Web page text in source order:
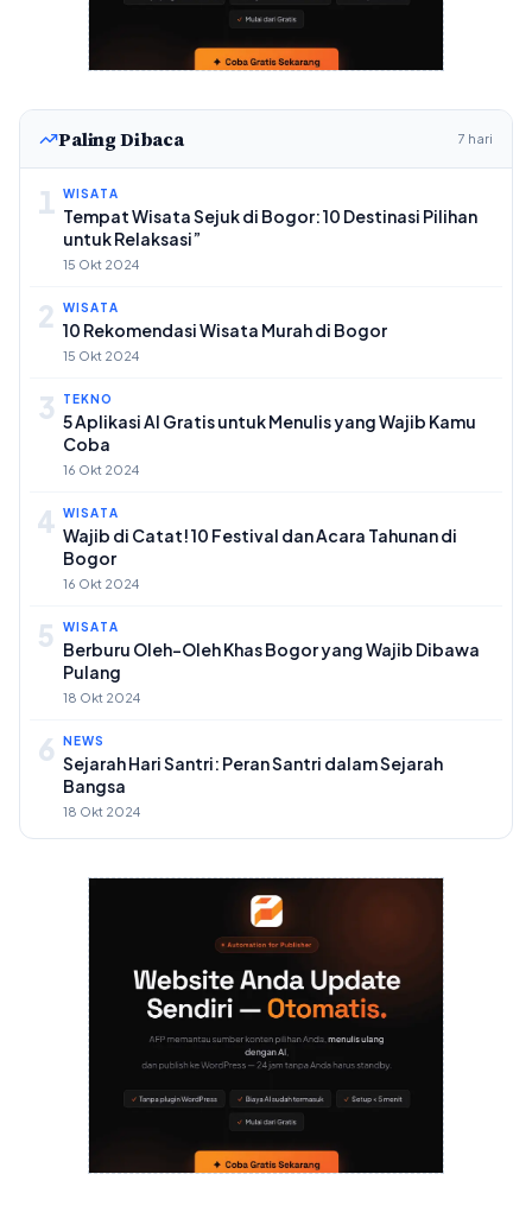
Paling Dibaca 7 hari
1 WISATA
Tempat Wisata Sejuk di Bogor: 10 Destinasi Pilihan
untuk Relaksasi”
15 Okt 2024
2 WISATA
10 Rekomendasi Wisata Murah di Bogor
15 Okt 2024
3 TEKNO
5 Aplikasi AI Gratis untuk Menulis yang Wajib Kamu
Coba
16 Okt 2024
4 WISATA
Wajib di Catat! 10 Festival dan Acara Tahunan di
Bogor
16 Okt 2024
5 WISATA
Berburu Oleh-Oleh Khas Bogor yang Wajib Dibawa
Pulang
18 Okt 2024
6 NEWS
Sejarah Hari Santri: Peran Santri dalam Sejarah
Bangsa
18 Okt 2024